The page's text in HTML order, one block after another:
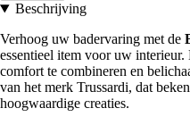
Beschrijving
Verhoog uw badervaring met de
essentieel item voor uw
comfort te combineren en
van het merk Trussardi, dat
hoogwaardige creaties.